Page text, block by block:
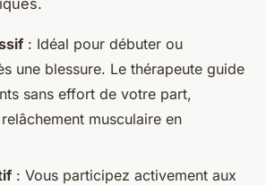
: Idéal pour débuter ou
une blessure. Le thérapeute guide
sans effort de votre part,
musculaire en
: Vous participez activement aux